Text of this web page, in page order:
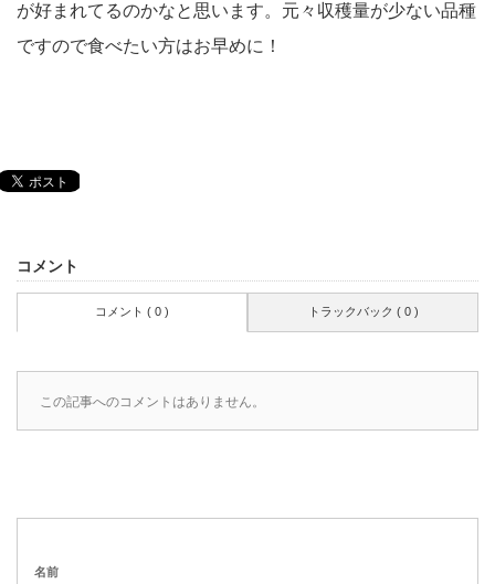
が好まれてるのかなと思います。元々収穫量が少ない品種
ですので食べたい方はお早めに！
コメント
コメント ( 0 ) トラックバック ( 0 )
この記事へのコメントはありません。
名前